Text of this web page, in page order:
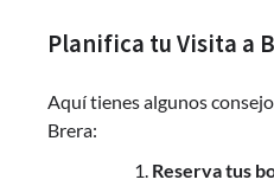
Planifica tu Visita a
Aquí tienes algunos
Brera:
Reserva tus